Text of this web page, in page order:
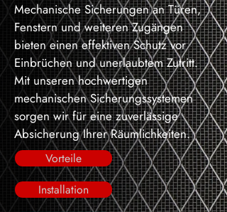
Mechanische Sicherungen an Türen,
Fenstern und weiteren Zugängen
bieten einen effektiven Schutz vor
Einbrüchen und unerlaubtem Zutritt.
Mit unseren hochwertigen
mechanischen Sicherungssystemen
sorgen wir für eine zuverlässige
Absicherung Ihrer Räumlichkeiten.
Vorteile
Installation